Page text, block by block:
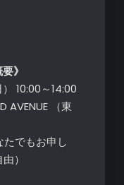
》
10:00～14:00
AVENUE （東
でもお申し
）